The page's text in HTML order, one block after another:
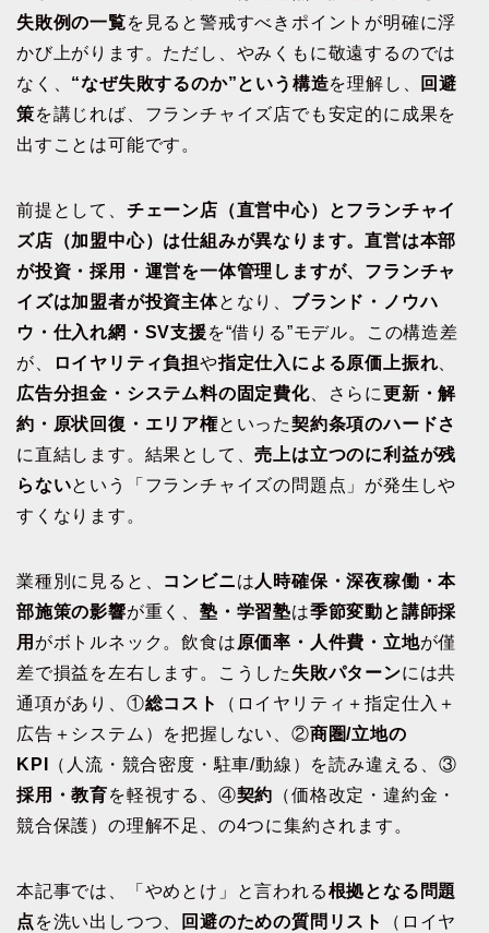
失敗例の一覧を見ると警戒すべきポイントが明確に浮
かび上がります。ただし、やみくもに敬遠するのでは
なく、 “なぜ失敗するのか”という構造を理解し、
回避
策を講じれば、フランチャイズ店でも安定的に成果を
出すことは可能です。
前提として、 チェーン店（直営中心）とフランチャイ
ズ店（加盟中心）は仕組みが異なります。直営は本部
が投資・採用・運営を一体管理しますが、フランチャ
イズは加盟者が投資主体となり、 ブランド・ノウハ
ウ・仕入れ網・SV支援を“借りる”モデル。この構造差
が、
ロイヤリティ負担や指定仕入による原価上振れ
広告分担金・システム料の固定費化、さらに更新・解
約・原状回復・エリア権といった契約条項のハードさ
に直結します。結果として、売上は立つのに利益が残
らないという「フランチャイズの問題点」が発生しや
すくなります。
業種別に見ると、 コンビニは 人時確保・深夜稼働・本
部施策の影響が重く、塾・学習塾は季節変動と講師採
用 がボトルネック。飲食は 原価率・人件費・立地が僅
差で損益を左右します。こうした 失敗パターンには共
通項があり、①総コスト
（ロイヤリティ＋指定仕入＋
広告＋システム）を把握しない、②商圏/立地の
KPI
（人流・競合密度・駐車/動線）を読み違える、③
採用・教育を軽視する、④契約 （価格改定・違約金・
競合保護）の理解不足、の4つに集約されます。
本記事では、「やめとけ」と言われる根拠となる問題
点 を洗い出しつつ、 回避のための質問リスト
（ロイヤ